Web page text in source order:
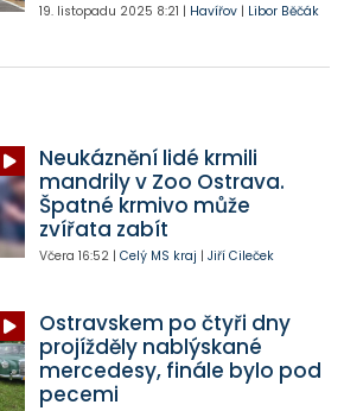
19. listopadu 2025 8:21 | Havířov| Libor Běčák
Neukáznění lidé krmili
mandrily v Zoo Ostrava.
Špatné krmivo může
zvířata zabít
Včera 16:52| Celý MS kraj | Jiří Cileček
Ostravskem po čtyři dny
projížděly nablýskané
mercedesy, finále bylo pod
pecemi